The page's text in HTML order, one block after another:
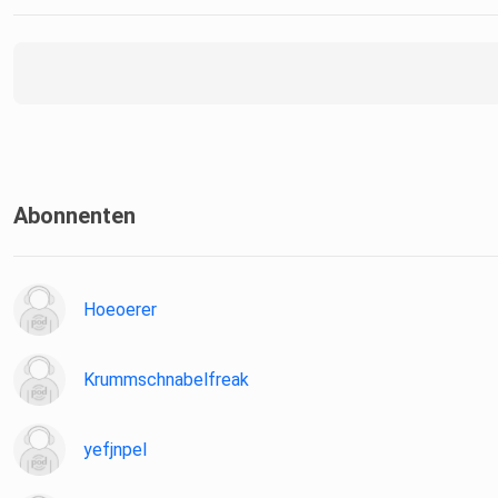
Abonnenten
Hoeoerer
Krummschnabelfreak
yefjnpel